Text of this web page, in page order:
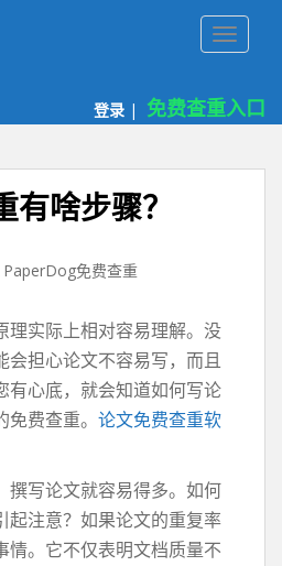
登录 | 免费查重入口
有啥步骤？
PaperDog免费查重
理实际上相对容易理解。没
会担心论文不容易写，而且
有心底，就会知道如何写论
费查重。 论文免费查重软
撰写论文就容易得多。如何
起注意？如果论文的重复率
情。它不仅表明文档质量不